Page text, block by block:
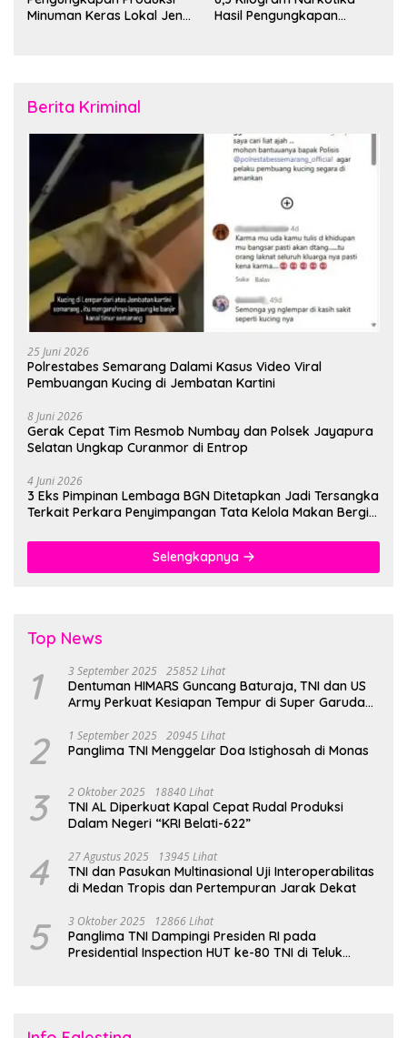
Minuman Keras Lokal Jenis
Hasil Pengungkapan
Berita Kriminal
25 Juni 2026
Polrestabes Semarang Dalami Kasus Video Viral
Pembuangan Kucing di Jembatan Kartini
8 Juni 2026
Gerak Cepat Tim Resmob Numbay dan Polsek Jayapura
Selatan Ungkap Curanmor di Entrop
4 Juni 2026
3 Eks Pimpinan Lembaga BGN Ditetapkan Jadi Tersangka
Terkait Perkara Penyimpangan Tata Kelola Makan Bergizi
Selengkapnya
Top News
1 3 September 2025 25852 Lihat
Dentuman HIMARS Guncang Baturaja, TNI dan US
Army Perkuat Kesiapan Tempur di Super Garuda
2 1 September 2025 20945 Lihat
Panglima TNI Menggelar Doa Istighosah di Monas
3 2 Oktober 2025 18840 Lihat
TNI AL Diperkuat Kapal Cepat Rudal Produksi
Dalam Negeri “KRI Belati-622”
4 27 Agustus 2025 13945 Lihat
TNI dan Pasukan Multinasional Uji Interoperabilitas
di Medan Tropis dan Pertempuran Jarak Dekat
5 3 Oktober 2025 12866 Lihat
Panglima TNI Dampingi Presiden RI pada
Presidential Inspection HUT ke-80 TNI di Teluk